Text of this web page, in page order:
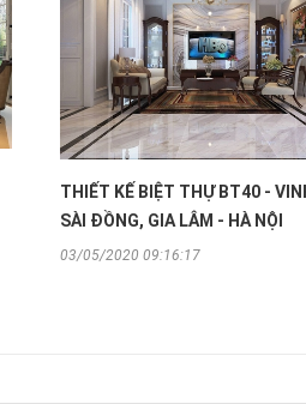
THIẾT KẾ BIỆT THỰ BT40 -
SÀI ĐỒNG, GIA LÂM - HÀ NỘI
03/05/2020 09:16:17